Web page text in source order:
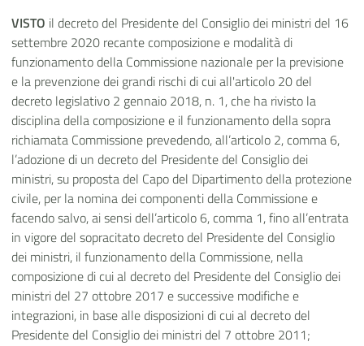
VISTO il decreto del Presidente del Consiglio dei ministri del 16
settembre 2020 recante composizione e modalità di
funzionamento della Commissione nazionale per la previsione
e la prevenzione dei grandi rischi di cui all'articolo 20 del
decreto legislativo 2 gennaio 2018, n. 1, che ha rivisto la
disciplina della composizione e il funzionamento della sopra
richiamata Commissione prevedendo, all’articolo 2, comma 6,
l’adozione di un decreto del Presidente del Consiglio dei
ministri, su proposta del Capo del Dipartimento della protezione
civile, per la nomina dei componenti della Commissione e
facendo salvo, ai sensi dell’articolo 6, comma 1, fino all’entrata
in vigore del sopracitato decreto del Presidente del Consiglio
dei ministri, il funzionamento della Commissione, nella
composizione di cui al decreto del Presidente del Consiglio dei
ministri del 27 ottobre 2017 e successive modifiche e
integrazioni, in base alle disposizioni di cui al decreto del
Presidente del Consiglio dei ministri del 7 ottobre 2011;